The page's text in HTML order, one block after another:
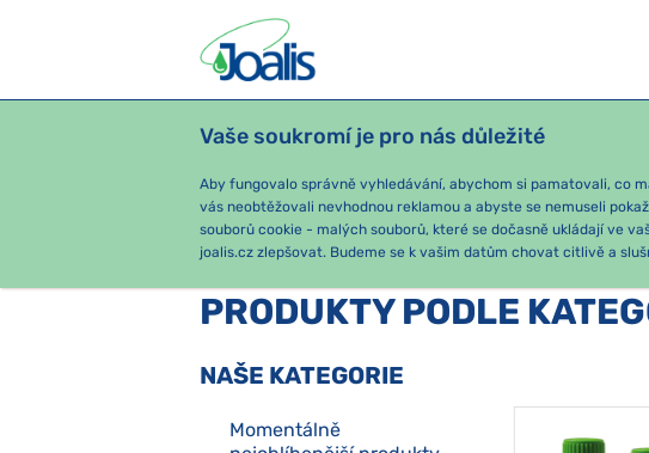
Vaše soukromí je pro nás důležité
Aby fungovalo správně vyhledávání, abychom si pamatovali, co
vás neobtěžovali nevhodnou reklamou a abyste se nemuseli
souborů cookie - malých souborů, které se dočasně ukládají ve
joalis.cz zlepšovat. Budeme se k vašim datům chovat citlivě a
PRODUKTY PODLE OBTÍŽÍ SEZÓNNÍ BALÍČKY
PRODUKTY PODLE
NAŠE KATEGORIE
Momentálně